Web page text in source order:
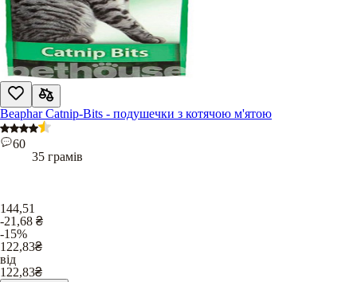
Beaphar Catnip-Bits - подушечки з котячою м'ятою
60
35 грамів
144,51
-21,68 ₴
-15%
122,83₴
від
122,83₴